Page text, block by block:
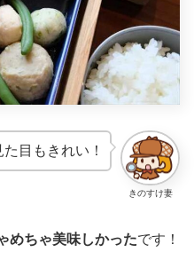
きのすけ妻
目もきれい！
めちゃ美味しかったです！